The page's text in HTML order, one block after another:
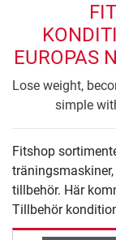
EUROPAS
Lose weight,
simple
Fitshop
tillbehör. Här
Tillbehör